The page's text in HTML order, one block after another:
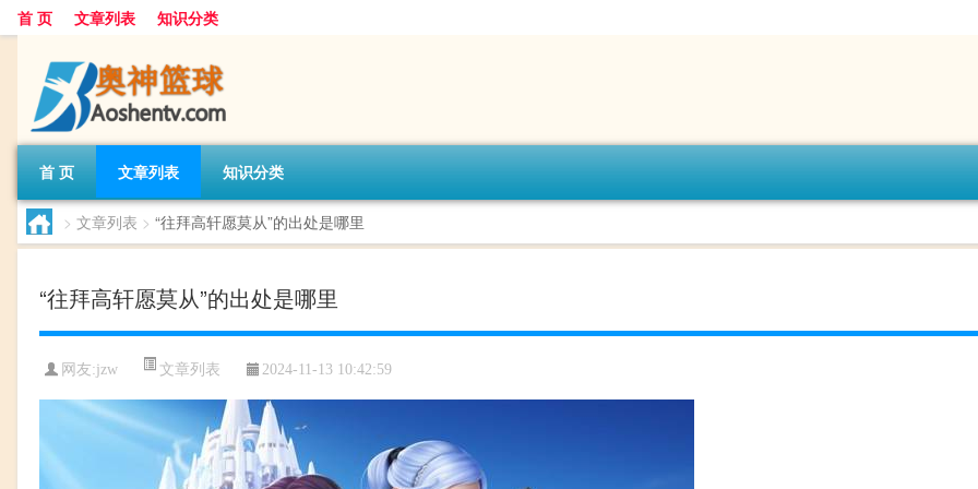
首 页 文章列表 知识分类
首 页 文章列表 知识分类
> 文章列表 > “往拜高轩愿莫从”的出处是哪里
“往拜高轩愿莫从”的出处是哪里
网友:jzw 文章列表 2024-11-13 10:42:59